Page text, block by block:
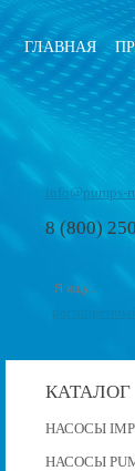
ГЛАВНАЯ
info@pumps-
8 (800)
КАТАЛОГ
НАСОСЫ IMP
НАСОСЫ